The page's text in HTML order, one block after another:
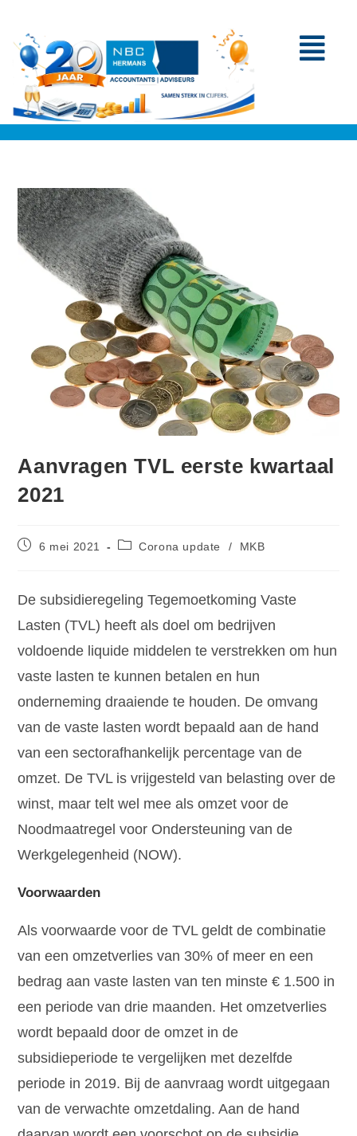
Aanvragen TVL eerste kwartaal
2021
6 mei 2021 Corona update / MKB
De subsidieregeling Tegemoetkoming Vaste
Lasten (TVL) heeft als doel om bedrijven
voldoende liquide middelen te verstrekken om hun
vaste lasten te kunnen betalen en hun
onderneming draaiende te houden. De omvang
van de vaste lasten wordt bepaald aan de hand
van een sectorafhankelijk percentage van de
omzet. De TVL is vrijgesteld van belasting over de
winst, maar telt wel mee als omzet voor de
Noodmaatregel voor Ondersteuning van de
Werkgelegenheid (NOW).
Voorwaarden
Als voorwaarde voor de TVL geldt de combinatie
van een omzetverlies van 30% of meer en een
bedrag aan vaste lasten van ten minste € 1.500 in
een periode van drie maanden. Het omzetverlies
wordt bepaald door de omzet in de
subsidieperiode te vergelijken met dezelfde
periode in 2019. Bij de aanvraag wordt uitgegaan
van de verwachte omzetdaling. Aan de hand